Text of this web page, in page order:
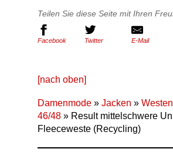
Teilen Sie diese Seite mit Ihren
Facebook Twitter E-Mail
[nach oben]
Damenmode » Jacken » Westen
46/48 » Result mittelschwere
Fleeceweste (Recycling)